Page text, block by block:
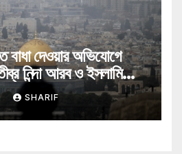
বাধা দেওয়ার অভিযোগে
নিন্দা আরব ও ইসলামি
SHARIF